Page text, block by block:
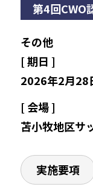
チーム紹
各種書類
登録・申請
第4回CWO
その他
[ 期日 ]
2026年2月28
[ 会場 ]
苫小牧地区サ
実施要項